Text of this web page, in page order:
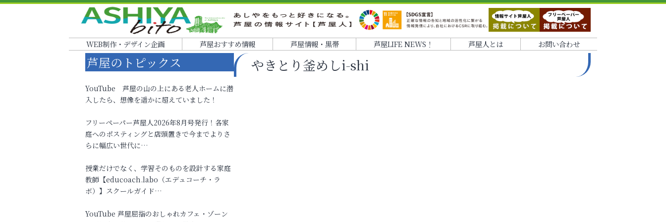
WEB制作・デザイン企画 芦屋おすすめ情報 芦屋情報・黒帯 芦屋LIFE NEWS！ 芦屋人とは お問い合わせ
やきとり釜めしi-shi
芦屋のトピックス
YouTube 芦屋の山の上にある老人ホームに潜
入したら、想像を遥かに超えていました！
フリーペーパー芦屋人2026年8月号発行！各家
庭へのポスティングと店頭置きで今までよりさ
らに幅広い世代に…
授業だけでなく、学習そのものを設計する家庭
教師【educoach.labo（エデュコーチ・ラ
ボ）】スクールガイド…
YouTube 芦屋屈指のおしゃれカフェ・ゾーン